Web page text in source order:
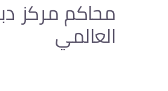
محاكم مركز
العالمي